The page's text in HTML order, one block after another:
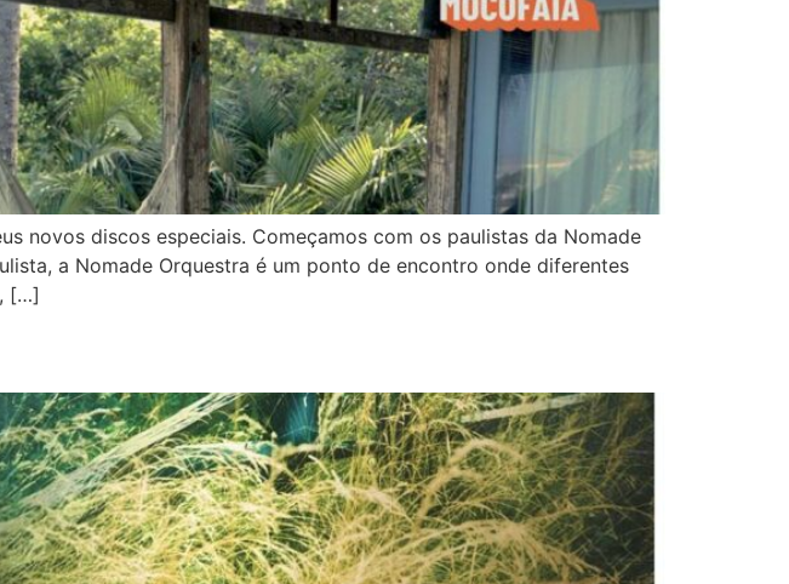
novos discos especiais. Começamos com os paulistas da Nomade
a Nomade Orquestra é um ponto de encontro onde diferentes
[…]